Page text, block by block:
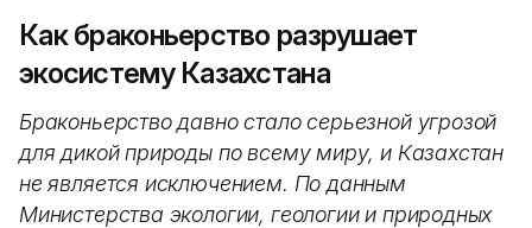
Как браконьерство разрушает
экосистему Казахстана
Браконьерство давно стало серьезной угрозой
для дикой природы по всему миру, и Казахстан
не является исключением. По данным
Министерства экологии, геологии и природных